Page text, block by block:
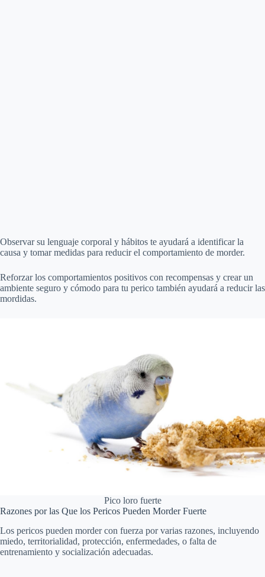
Observar su lenguaje corporal y hábitos te ayudará a identificar la
causa y tomar medidas para reducir el comportamiento de morder.
Reforzar los comportamientos positivos con recompensas y crear un
ambiente seguro y cómodo para tu perico también ayudará a reducir las
mordidas.
Pico loro fuerte
Razones por las Que los Pericos Pueden Morder Fuerte
Los pericos pueden morder con fuerza por varias razones, incluyendo
miedo, territorialidad, protección, enfermedades, o falta de
entrenamiento y socialización adecuadas.